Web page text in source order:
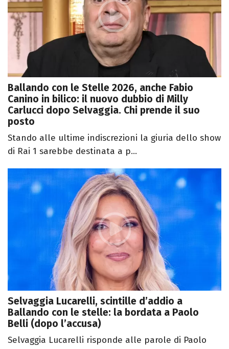
Ballando con le Stelle 2026, anche Fabio
Canino in bilico: il nuovo dubbio di Milly
Carlucci dopo Selvaggia. Chi prende il suo
posto
Stando alle ultime indiscrezioni la giuria dello show
di Rai 1 sarebbe destinata a p...
Selvaggia Lucarelli, scintille d’addio a
Ballando con le stelle: la bordata a Paolo
Belli (dopo l’accusa)
Selvaggia Lucarelli risponde alle parole di Paolo